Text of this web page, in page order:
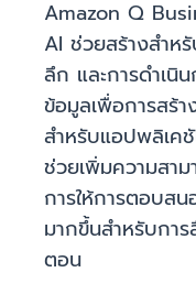
Amazon Q
AI ช่วยสร้างสำห
ลึก และการดำเนิ
ข้อมูลเพื่อการสร้
สำหรับแอปพลิเค
ช่วยเพิ่มความสา
การให้การตอบส
มากขึ้นสำหรับกา
ตอน